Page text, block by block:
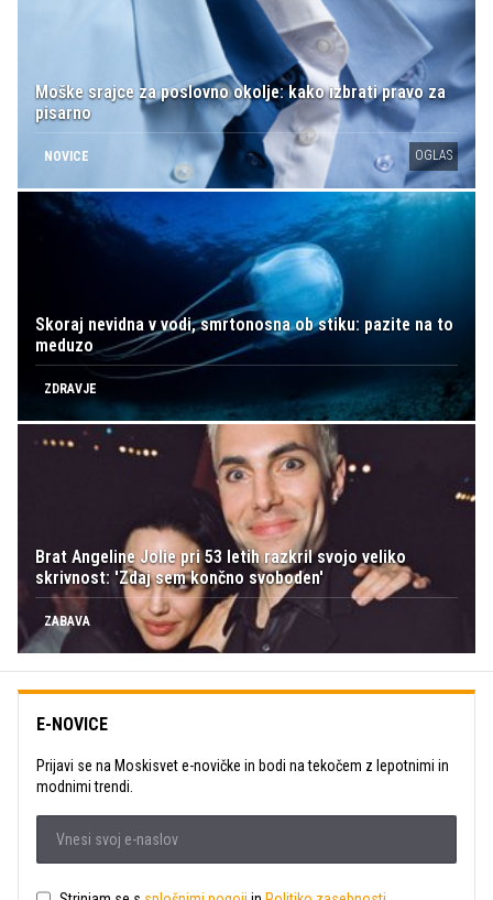
Moške srajce za poslovno okolje: kako izbrati pravo za
pisarno
NOVICE OGLAS
Skoraj nevidna v vodi, smrtonosna ob stiku: pazite na to
meduzo
ZDRAVJE
Brat Angeline Jolie pri 53 letih razkril svojo veliko
skrivnost: 'Zdaj sem končno svoboden'
ZABAVA
E-NOVICE
Prijavi se na Moskisvet e-novičke in bodi na tekočem z lepotnimi in
modnimi trendi.